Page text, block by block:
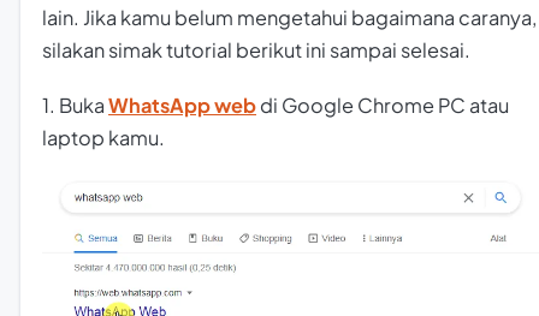
lain. Jika kamu belum mengetahui bagaimana caranya,
silakan simak tutorial berikut ini sampai selesai.
1. BukaWhatsApp webdi Google Chrome PC atau
laptop kamu.